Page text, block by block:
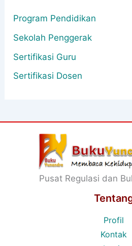
Program Pendidikan
Sekolah Penggerak
Sertifikasi Guru
Sertifikasi Dosen
Pusat Regulasi dan
Profil
Kontak